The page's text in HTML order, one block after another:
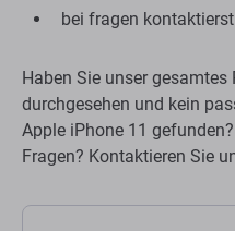
bei fragen
Haben Sie unser
durchgesehen und kein
Apple iPhone 11
Fragen? Kontaktieren Sie